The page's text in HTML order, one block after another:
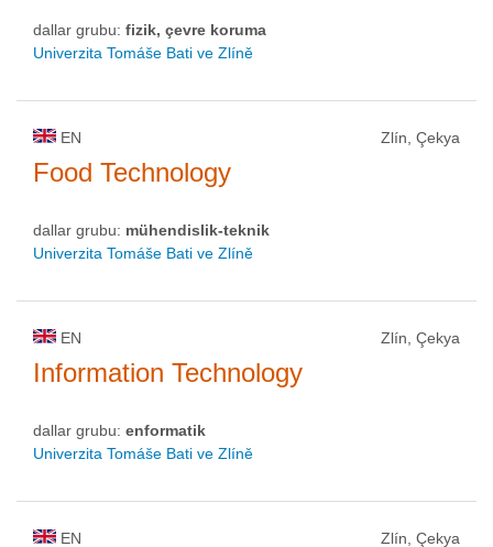
dallar grubu: fizik, çevre koruma
Univerzita Tomáše Bati ve Zlíně
EN Zlín, Çekya
Food Technology
dallar grubu: mühendislik-teknik
Univerzita Tomáše Bati ve Zlíně
EN Zlín, Çekya
Information Technology
dallar grubu: enformatik
Univerzita Tomáše Bati ve Zlíně
EN Zlín, Çekya